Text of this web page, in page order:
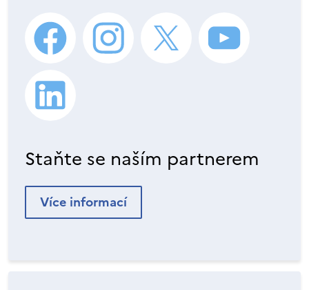
Staňte se naším partnerem
Více informací